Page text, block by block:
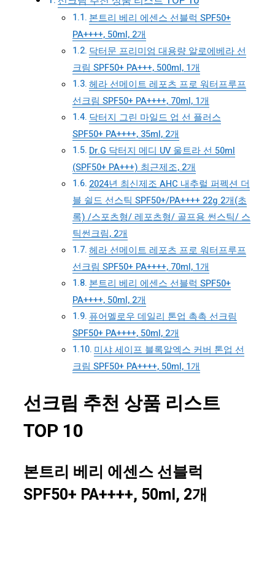
본트리 베리 에센스 선블럭 SPF50+
PA++++, 50ml, 2개
닥터문 프리미엄 대용량 알로에베라 선
크림 SPF50+ PA+++, 500ml, 1개
헤라 선메이트 레포츠 프로 워터프루프
선크림 SPF50+ PA++++, 70ml, 1개
닥터지 그린 마일드 업 선 플러스
SPF50+ PA++++, 35ml, 2개
Dr.G 닥터지 메디 UV 울트라 선 50ml
(SPF50+ PA+++) 최근제조, 2개
2024년 최신제조 AHC 내추럴 퍼펙션 더
블 쉴드 선스틱 SPF50+/PA++++ 22g 2개(초
록) /스포츠형/ 레포츠형/ 골프용 썬스틱/ 스
틱썬크림, 2개
헤라 선메이트 레포츠 프로 워터프루프
선크림 SPF50+ PA++++, 70ml, 1개
본트리 베리 에센스 선블럭 SPF50+
PA++++, 50ml, 2개
퓨어멜로우 데일리 톤업 촉촉 선크림
SPF50+ PA++++, 50ml, 2개
미샤 세이프 블록알엑스 커버 톤업 선
크림 SPF50+ PA++++, 50ml, 1개
선크림 추천 상품 리스트
TOP 10
본트리 베리 에센스 선블럭
SPF50+ PA++++, 50ml, 2개